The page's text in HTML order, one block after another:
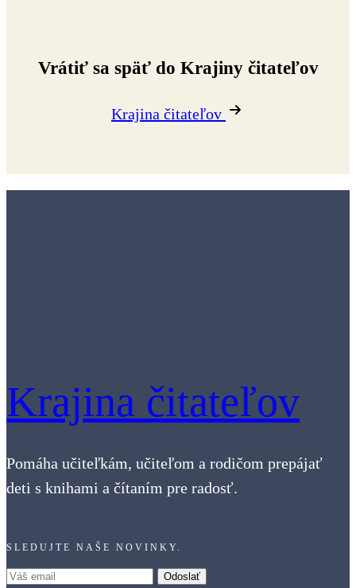
Vrátiť sa späť do Krajiny čitateľov
Krajina čitateľov
Krajina čitateľov
Pomáha učiteľkám, učiteľom a rodičom prepájať
deti s knihami a čítaním pre radosť.
SLEDUJTE NAŠE NOVINKY.